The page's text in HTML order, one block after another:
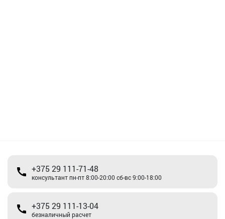
+375 29 111-71-48
консультант пн-пт 8:00-20:00 сб-вс 9:00-18:00
+375 29 111-13-04
безналичный расчет